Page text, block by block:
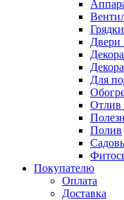
Двери
Для
Отлив
Полив
Покупателю
Оплата
Доставка